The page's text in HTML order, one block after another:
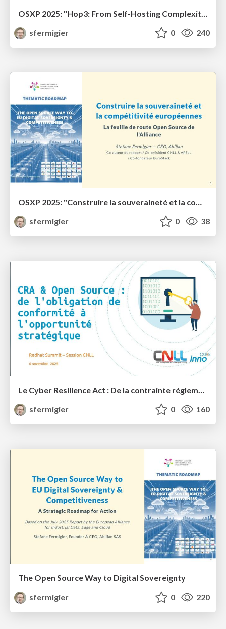
OSXP 2025: "Hop3: From Self-Hosting Complexity to Production-Ready Sovereignty"
sfermigier
0 240
sfermigier
0 38
Le Cyber Resilience Act : De la contrainte réglementaire à l'opportunité stratégique pour l'Open Source?
sfermigier
0 160
The Open Source Way to Digital Sovereignty
sfermigier
0 220